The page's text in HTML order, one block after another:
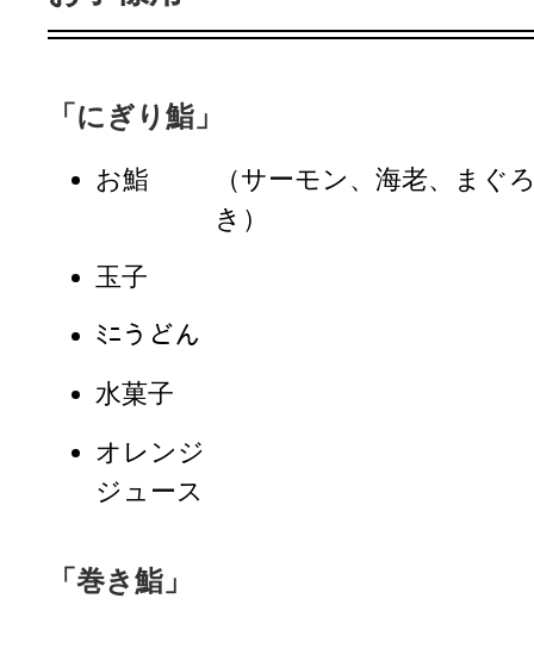
「にぎり鮨」
お鮨
（サーモン、海老、まぐ
き）
玉子
ﾐﾆうどん
水菓子
オレンジ
ジュース
「巻き鮨」